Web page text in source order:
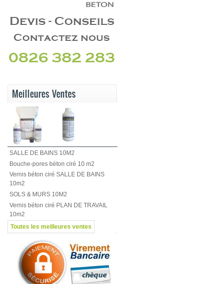
Meilleures Ventes
SALLE DE BAINS 10M2
Bouche-pores béton ciré 10 m2
Vernis béton ciré SALLE DE BAINS
10m2
SOLS & MURS 10M2
Vernis béton ciré PLAN DE TRAVAIL
10m2
Toutes les meilleures ventes